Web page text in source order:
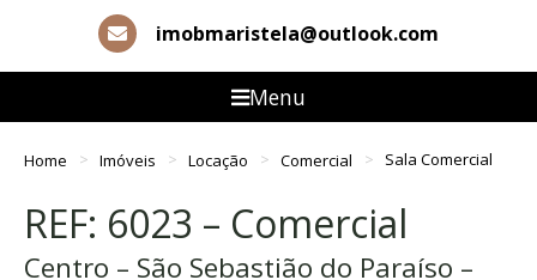
imobmaristela@outlook.com
Menu
Home Imóveis Locação Comercial Sala Comercial
REF: 6023 – Comercial
Centro – São Sebastião do Paraíso –